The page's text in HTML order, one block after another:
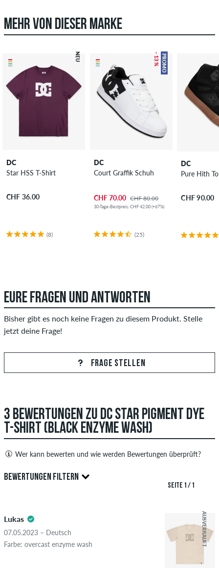
MEHR VON DIESER MARKE
NEU
DC
Star HSS T-Shirt
CHF 36.00
(8)
PROMO
– 13 %
DC
Court Graffik Schuh
CHF 70.00 CHF 80.00
30-Tage-Bestpreis: CHF 42.00 (+67%)
(25)
DC
Pure Hith
CHF 90.00
EURE FRAGEN UND ANTWORTEN
Bisher gibt es noch keine Fragen zu diesem Produkt. Stelle
jetzt deine Frage!
FRAGE STELLEN
3 BEWERTUNGEN ZU DC STAR PIGMENT DYE
T-SHIRT (BLACK ENZYME WASH)
Wer kann bewerten und wie werden Bewertungen überprüft?
Nur Personen mit einem skatedeluxe Kundenkonto können
Bewertungen abgeben. Diese werden erst nach unserer
beleidigenden oder obszönen Inhalten sowie Bewertungen,
die geltendes Recht oder Urheberrechte verletzen oder Spam
und Fremdwerbung enthalten, werden nicht veröffentlicht.
BEWERTUNGEN FILTERN
4.5
SEITE 1 / 1
Lukas
07.05.2023 – Deutsch
Farbe: overcast enzyme wash
AUSVERKAUFT